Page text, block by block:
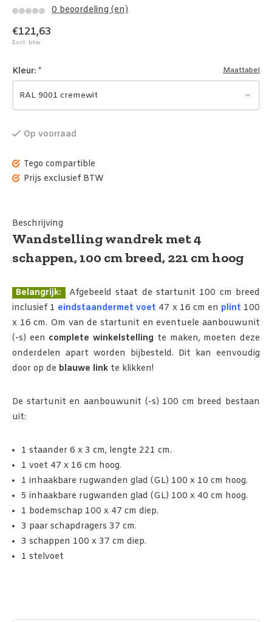
0 beoordeling (en)
€121,63
Excl. btw
Kleur: * Maattabel
Op voorraad
Tego compartible
Prijs exclusief BTW
Beschrijving
Wandstelling wandrek met 4
schappen, 100 cm breed, 221 cm hoog
Belangrijk:
Afgebeeld staat de startunit 100 cm breed
inclusief 1 eindstaandermet voet 47 x 16 cm en plint 100
x 16 cm. Om van de startunit en eventuele aanbouwunit
(-s) een complete winkelstelling te maken, moeten deze
onderdelen apart worden bijbesteld. Dit kan eenvoudig
door op de blauwe link te klikken!
De startunit en aanbouwunit (-s) 100 cm breed bestaan
uit:
1 staander 6 x 3 cm, lengte 221 cm.
1 voet 47 x 16 cm hoog.
1 inhaakbare rugwanden glad (GL) 100 x 10 cm hoog.
5 inhaakbare rugwanden glad (GL) 100 x 40 cm hoog.
1 bodemschap 100 x 47 cm diep.
3 paar schapdragers 37 cm.
3 schappen 100 x 37 cm diep.
1 stelvoet